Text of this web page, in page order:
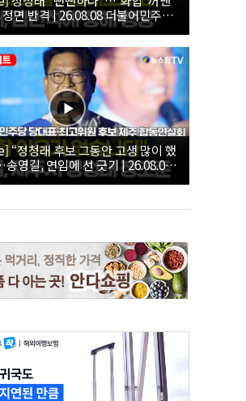
면 반격 | 26.08.08 더불어민주당
고위원 후보 제주 합동연설회
이 했
길, 연임에 선 긋기 | 26.08.08
당 당대표·최고위원 후보 제주 합